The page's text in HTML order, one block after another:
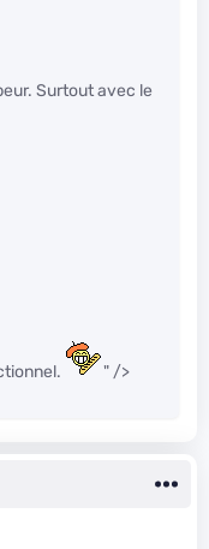
Surtout avec le
" />